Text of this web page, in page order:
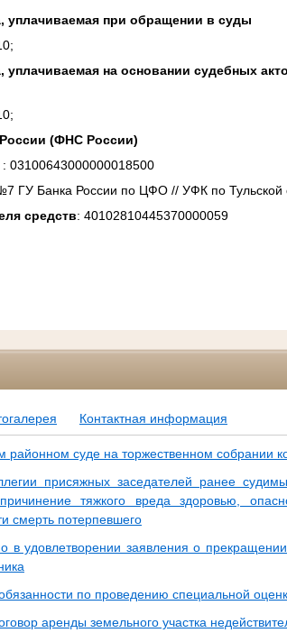
уплачиваемая при обращении в суды
уплачиваемая на основании судебных
России (ФНС России)
: 03100643000000018500
ГУ Банка России по ЦФО // УФК по Тульской
средств: 40102810445370000059
Контактная информация
районном суде на торжественном собрании
присяжных заседателей ранее
тяжкого вреда здоровью,
смерть потерпевшего
в удовлетворении заявления о
по проведению специальной
аренды земельного участка